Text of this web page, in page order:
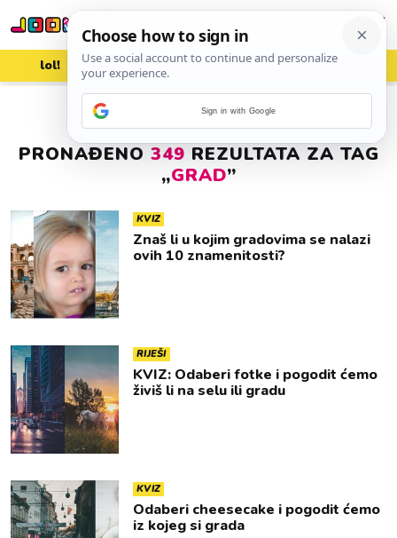
lol! aww vrh! woot?!
PRONAĐENO 349 REZULTATA ZA TAG
„GRAD”
KVIZ
Znaš li u kojim gradovima se nalazi
ovih 10 znamenitosti?
RIJEŠI
KVIZ: Odaberi fotke i pogodit ćemo
živiš li na selu ili gradu
KVIZ
Odaberi cheesecake i pogodit ćemo
iz kojeg si grada
Sign in with Google